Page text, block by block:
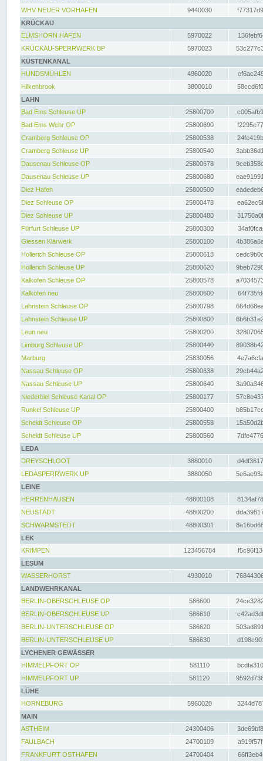
WHV NEUER VORHAFEN
9440030
KRÜCKAU
ELMSHORN HAFEN
5970022
KRÜCKAU-SPERRWERK BP
5970023
KÜSTENKANAL
HUNDSMÜHLEN
4960020
Hilkenbrook
3800010
LAHN
Bad Ems Schleuse UP
25800700
Bad Ems Wehr OP
25800690
Cramberg Schleuse OP
25800538
Cramberg Schleuse UP
25800540
Dausenau Schleuse OP
25800678
Dausenau Schleuse UP
25800680
Diez Hafen
25800500
Diez Schleuse OP
25800478
Diez Schleuse UP
25800480
Fürfurt Schleuse UP
25800300
Giessen Klärwerk
25800100
Hollerich Schleuse OP
25800618
Hollerich Schleuse UP
25800620
Kalkofen Schleuse OP
25800578
Kalkofen neu
25800600
Lahnstein Schleuse OP
25800798
Lahnstein Schleuse UP
25800800
Leun neu
25800200
Limburg Schleuse UP
25800440
Marburg
25830056
Nassau Schleuse OP
25800638
Nassau Schleuse UP
25800640
Niederbiel Schleuse Kanal OP
25800177
Runkel Schleuse UP
25800400
Scheidt Schleuse OP
25800558
Scheidt Schleuse UP
25800560
LEDA
DREYSCHLOOT
3880010
LEDASPERRWERK UP
3880050
LEINE
HERRENHAUSEN
48800108
NEUSTADT
48800200
SCHWARMSTEDT
48800301
LEK
KRIMPEN
123456784
LESUM
WASSERHORST
4930010
LANDWEHRKANAL
BERLIN-OBERSCHLEUSE OP
586600
BERLIN-OBERSCHLEUSE UP
586610
BERLIN-UNTERSCHLEUSE OP
586620
BERLIN-UNTERSCHLEUSE UP
586630
LYCHENER GEWÄSSER
HIMMELPFORT OP
581110
HIMMELPFORT UP
581120
LÜHE
HORNEBURG
5960020
MAIN
ASTHEIM
24300406
FAULBACH
24700109
FRANKFURT OSTHAFEN
24700404